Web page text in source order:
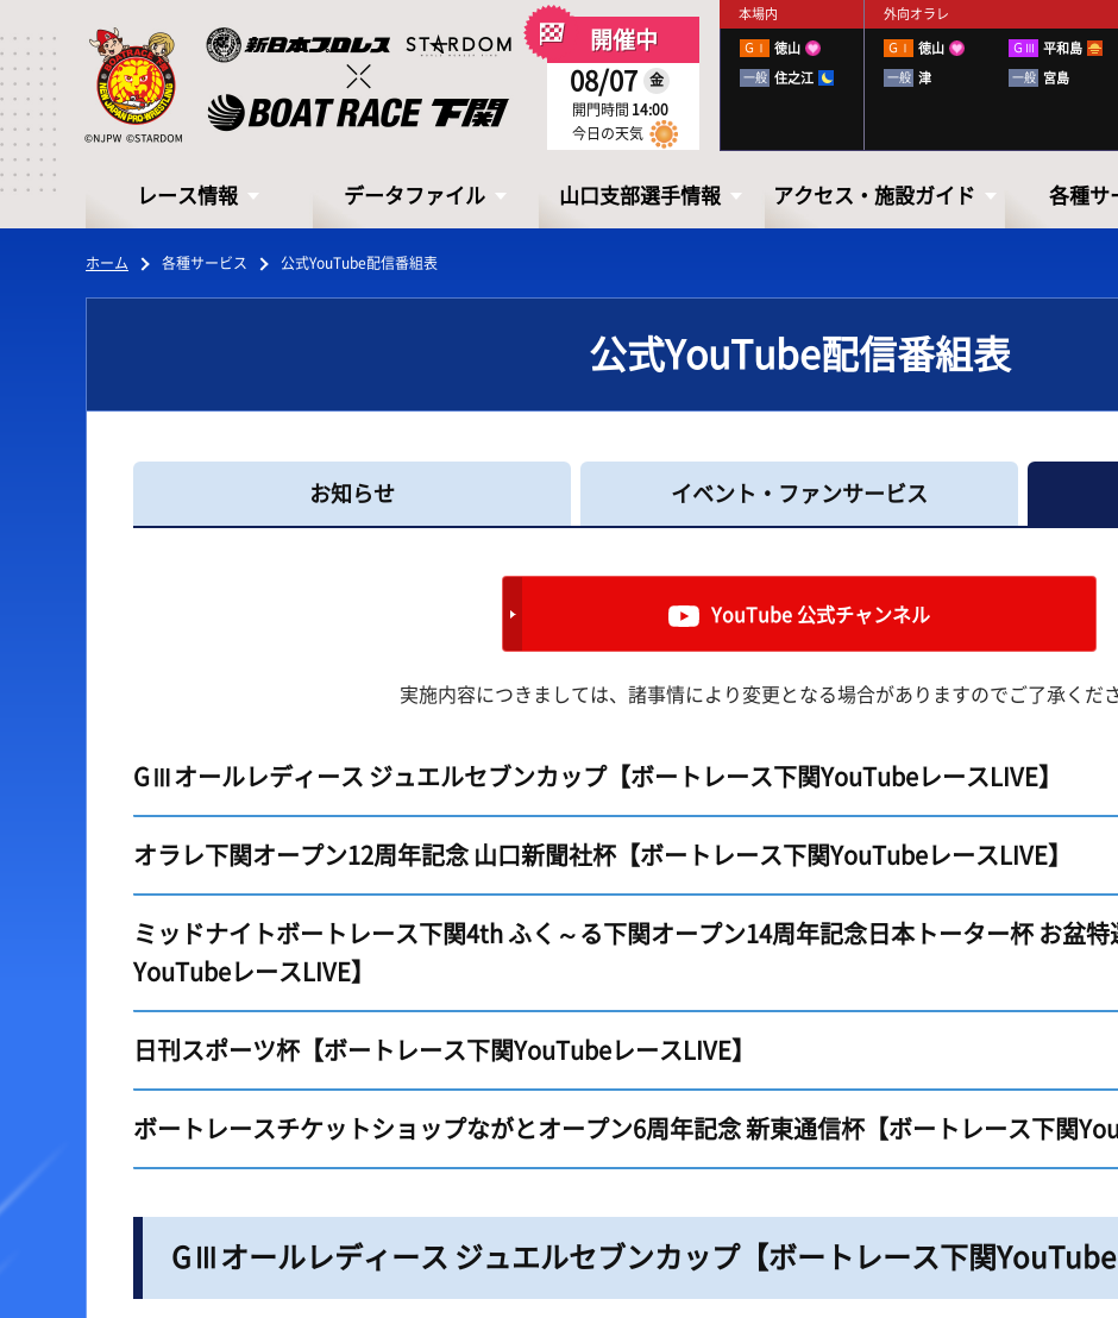
開催中
08/07 金
開門時間 14:00
今日の天気
本場内 外向オラレ
ＧⅠ 徳山
一般 住之江
ＧⅠ 徳山 ＧⅢ 平和島
一般 津 一般 宮島
レース情報
レース情報
シリーズインデックス 出走表・前日予想PDF
モーター抽選結果・前検タイムランキング
今節の進入コース別成績・決まり手
データファイル
データファイル
モーターデータ 下関徹底攻略ブック
下関水面攻略動画
山口支部選手情報
山口ボートレーサーズファイル
ピックアップレーサー
新人レーサー紹介
山口支部選手一覧(オフィシャル)
アクセス・施設ガイド
アクセス・
アクセス
無料バス運行サービス
ボートレース下関
ロイヤル席・個室ロイヤル席
各種サ
各種サ
お知らせ
イベント
出走表・
ホーム 各種サービス 公式YouTube配信番組表
公式YouTube配信番組表
お知らせ イベント・ファンサービス
YouTube 公式チャンネル
実施内容につきましては、諸事情により変更となる場合がありますのでご了承くだ
GⅢオールレディース ジュエルセブンカップ【ボートレース下関YouTubeレースLIVE】
オラレ下関オープン12周年記念 山口新聞社杯【ボートレース下関YouTubeレースLIVE】
ミッドナイトボートレース下関4th ふく～る下関オープン14周年記念日本トーター杯 お盆特
YouTubeレースLIVE】
日刊スポーツ杯【ボートレース下関YouTubeレースLIVE】
ボートレースチケットショップながとオープン6周年記念 新東通信杯【ボートレース下関
GⅢオールレディース ジュエルセブンカップ【ボートレース下関YouTube